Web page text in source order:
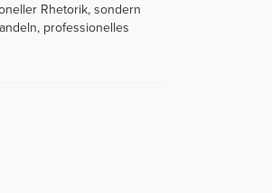
Rhetorik, sondern
professionelles